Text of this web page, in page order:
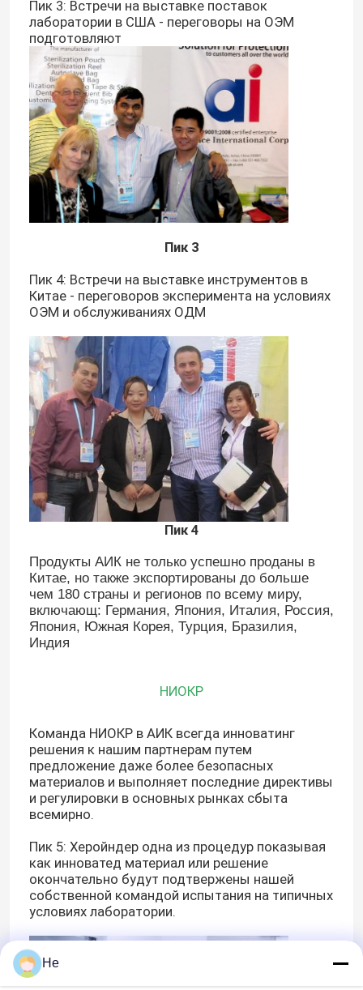
Домой
Продукты
Видеозаписи
Пик 3: Встречи на выставке поставок
лаборатории в США - переговоры на ОЭМ
подготовляют
Пик 3
Пик 4: Встречи на выставке инструментов в
Китае - переговоров эксперимента на условиях
ОЭМ и обслуживаниях ОДМ
Пик 4
Продукты АИК не только успешно проданы в
Китае, но также экспортированы до больше
чем 180 страны и регионов по всему миру,
включающ: Германия, Япония, Италия, Россия,
Япония, Южная Корея, Турция, Бразилия,
Индия
НИОКР
Команда НИОКР в АИК всегда инноватинг
решения к нашим партнерам путем
предложение даже более безопасных
материалов и выполняет последние директивы
и регулировки в основных рынках сбыта
всемирно.
Пик 5: Херойндер одна из процедур показывая
как инноватед материал или решение
окончательно будут подтвержены нашей
собственной командой испытания на типичных
условиях лаборатории.
He